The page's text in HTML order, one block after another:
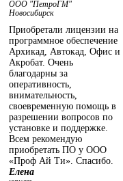
ООО "ПетроГМ"
Новосибирск
Приобретали лицензии на
программное обеспечение
Архикад, Автокад, Офис и
Акробат. Очень
благодарны за
оперативность,
внимательность,
своевременную помощь в
разрешении вопросов по
установке и поддержке.
Всем рекомендую
приобретать ПО у ООО
«Проф Ай Ти». Спасибо.
Елена